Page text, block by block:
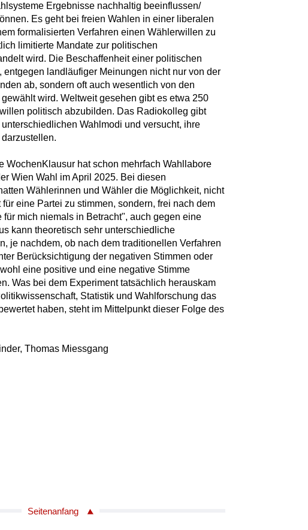
Ergebnisse nachhaltig beeinflussen/
Es geht bei freien Wahlen in einer liberalen
formalisierten Verfahren einen Wählerwillen zu
limitierte Mandate zur politischen
wird. Die Beschaffenheit einer politischen
entgegen landläufiger Meinungen nicht nur von der
ab, sondern oft auch wesentlich von den
wird. Weltweit gesehen gibt es etwa 250
politisch abzubilden. Das Radiokolleg gibt
Wahlmodi und versucht, ihre
WochenKlausur hat schon mehrfach Wahllabore
Wien Wahl im April 2025. Bei diesen
Wählerinnen und Wähler die Möglichkeit, nicht
eine Partei zu stimmen, sondern, frei nach dem
für mich niemals in Betracht", auch gegen eine
kann theoretisch sehr unterschiedliche
je nachdem, ob nach dem traditionellen Verfahren
Berücksichtigung der negativen Stimmen oder
eine positive und eine negative Stimme
Was bei dem Experiment tatsächlich herauskam
Statistik und Wahlforschung das
haben, steht im Mittelpunkt dieser Folge des
Thomas Miessgang
Seitenanfang